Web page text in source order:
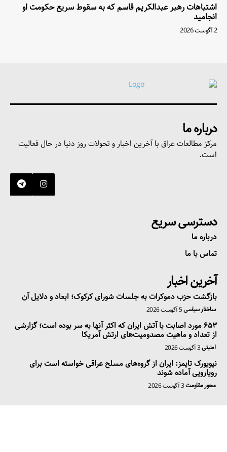
اشتباهات رهبر عبدالکریم قاسم که به سقوط سریع حکومت او
انجامید
2 آگوست 2026
درباره ما
مرکز مطالعات عراق با آخرین اخبار و تحولات روز دنیا در حال فعالیت
است.
دسترسی سریع
درباره ما
تماس با ما
آخرین اخبار
بازگشت حزب دموکرات به جلسات شورای کرکوک؛ ابعاد و دلایل آن
ساختار سیاسی5 آگوست 2026
۶۵۳ مورد اصابت با آتش ایران که اکثر آنها به سر بوده است؛ گزارشی
از تعداد و ماهیت مصدومیت‌های ارتش آمریکا
امنیتی3 آگوست 2026
نیویورک تایمز: ایران از گروه‌های مسلح عراقی خواسته است برای
رویارویی آماده شوند
محور مقاومت3 آگوست 2026